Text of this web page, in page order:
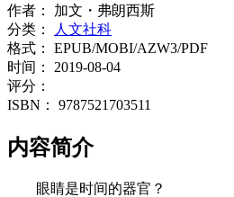
作者：
加文・弗朗西斯
分类：
人文社科
格式：
EPUB/MOBI/AZW3/PDF
时间：
2019-08-04
评分：
ISBN：
9787521703511
内容简介
眼睛是时间的器官？